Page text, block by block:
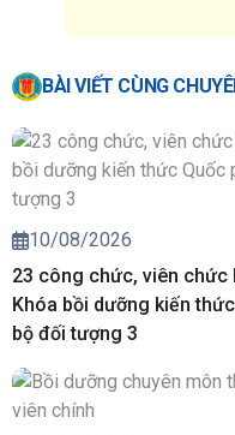
BÀI VIẾT CÙNG
10/08/2026
23 công chức, viên chức
Khóa bồi dưỡng kiến
bộ đối tượng 3